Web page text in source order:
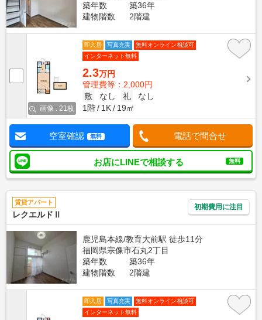
築年数
築36年
建物階数
2階建
画像 : 21枚
即入居 写真充実
無料オンライン相談可
インターネット無料
2.3万円
管理費等：2,000円
敷
なし 礼
なし
1階
1K 19㎡
空室確認 無料 電話で問合せ
お店にLINEで相談する 無料
賃貸アパート
レクエルドⅡ
初期費用に注目
鹿児島本線/教育大前駅 徒歩11分
福岡県宗像市石丸2丁目
築年数
築36年
建物階数
2階建
即入居 写真充実
無料オンライン相談可
インターネット無料